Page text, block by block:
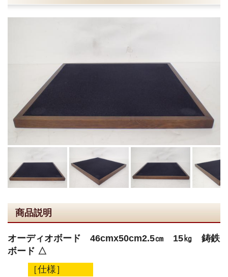
商品説明
オーディオボード 46cmx50cm2.5㎝ 15㎏ 鋳鉄
ボード △
［仕様］